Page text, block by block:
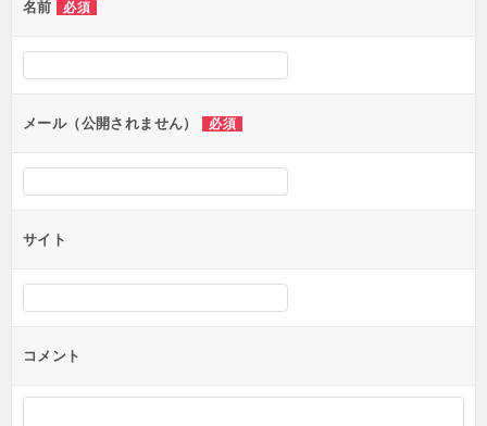
名前 必須
メール（公開されません） 必須
サイト
コメント